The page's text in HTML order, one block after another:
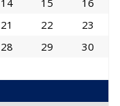
14 15
16
21 22
23
28 29
30